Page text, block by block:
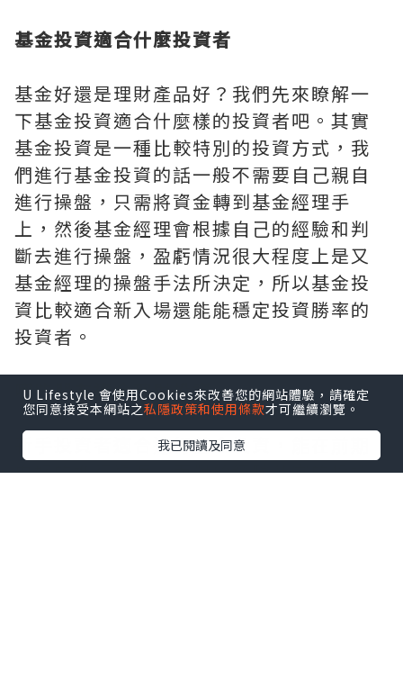
基金投資適合什麼投資者
基金好還是理財產品好？我們先來瞭解一
下基金投資適合什麼樣的投資者吧。其實
基金投資是一種比較特別的投資方式，我
們進行基金投資的話一般不需要自己親自
進行操盤，只需將資金轉到基金經理手
上，然後基金經理會根據自己的經驗和判
斷去進行操盤，盈虧情況很大程度上是又
基金經理的操盤手法所決定，所以基金投
資比較適合新入場還能能穩定投資勝率的
投資者。
哪些朋友適合理財投資
新手投資者適合進行基金投資，能在前期
更好的進行過渡。而對於經驗豐富的投資
U Lifestyle 會使用Cookies來改善您的網站體驗，請確定
您同意接受本網站之私隱政策和使用條款才可繼續瀏覽。
我已閱讀及同意